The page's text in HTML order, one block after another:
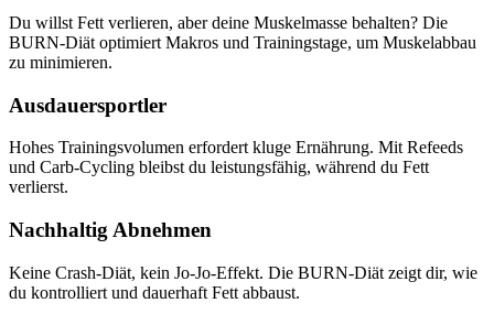
Du willst Fett verlieren, aber deine Muskelmasse behalten? Die
BURN-Diät optimiert Makros und Trainingstage, um Muskelabbau
zu minimieren.
Ausdauersportler
Hohes Trainingsvolumen erfordert kluge Ernährung. Mit Refeeds
und Carb-Cycling bleibst du leistungsfähig, während du Fett
verlierst.
Nachhaltig Abnehmen
Keine Crash-Diät, kein Jo-Jo-Effekt. Die BURN-Diät zeigt dir, wie
du kontrolliert und dauerhaft Fett abbaust.